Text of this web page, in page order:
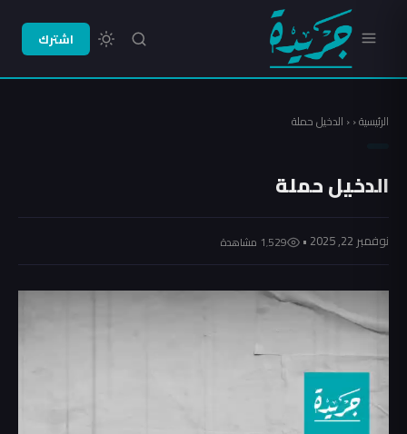
اشترك
الرئيسية‹
‹ الدخيل حملة
الدخيل حملة
نوفمبر 22, 2025 • 1٬529 مشاهدة
مشغل
الفيديو